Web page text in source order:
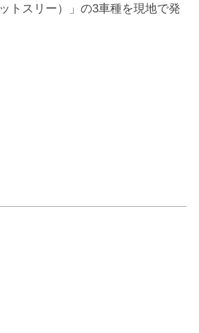
トスリー）」の3車種を現地で発